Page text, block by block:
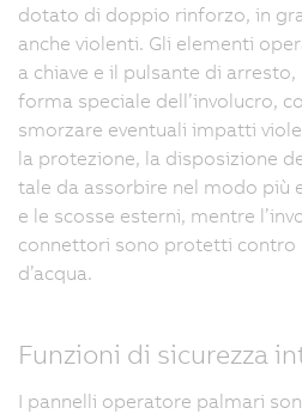
dotato di doppio rinforzo, in
anche violenti. Gli elementi
a chiave e il pulsante di
forma speciale dell’involucro,
smorzare eventuali impatti
la protezione, la disposizione
tale da assorbire nel modo più
e le scosse esterni, mentre
connettori sono protetti contro
d’acqua.
Funzioni di sicurezza
I pannelli operatore palmari